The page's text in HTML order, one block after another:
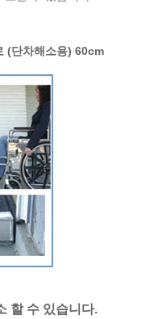
(단차해소용) 60cm
할 수 있습니다.